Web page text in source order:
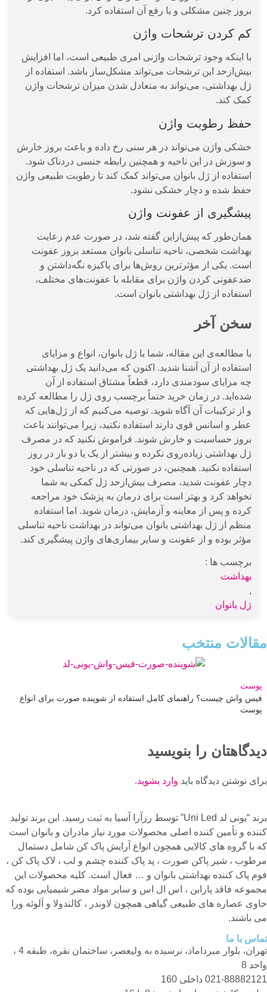
بروز چنین مشکلی و یا رفع آن استفاده کرد.
کم کردن ترشحات واژن
با اینکه وجود ترشحات واژنی امری طبیعی است، اما افزایش
بیش‌ازحد این ترشحات می‌تواند مشکل‌ساز باشد. استفاده از
ژل بهداشتی، می‌تواند به متعادل شدن میزان ترشحات واژن
کمک کند.
حفظ رطوبت واژن
خشکی واژن می‌تواند در هر سنی رخ داده و باعث بروز خارش
و سوزش در این ناحیه و همچنین رابطه جنسی دردناک شود.
استفاده از ژل بانوان می‌تواند کمک کند تا رطوبت طبیعی واژن
حفظ شده و دچار خشکی نشود.
پیشگیری از عفونت واژن
همان‌طور که پیش‌ازاین گفته شد، در صورت عدم رعایت
بهداشت شخصی، ناحیه تناسلی بانوان مستعد بروز عفونت
است. یکی از مؤثرترین روش‌ها برای پاکیزه نگه‌داشتن و
ضدعفونی کردن واژن برای مقابله با عفونت‌های مختلف،
استفاده از ژل بهداشتی بانوان است.
سخن آخر
با مطالعه‌ی این مقاله، شما با ژل بانوان، انواع و مزایای
استفاده از آن آشنا شدید. اکنون که می‌دانید یک ژل بهداشتی
چه مزایای سودمندی دارد، قطعاً مشتاق استفاده از آن
شده‌اید. در زمان خرید حتماً برچسب روی ژل را مطالعه کرده
و از ترکیبات آن آگاه شوید. توصیه می‌کنیم که از ژل‌هایی که
عطر و اسانس قوی دارند استفاده نکنید، زیرا می‌توانند باعث
بروز حساسیت و خارش شوند. فراموش نکنید که در مصرف
ژل بهداشتی زیاده‌روی نکرده و بیشتر از یک یا دو بار در روز
استفاده نکنید. همچنین، در صورتی که در ناحیه تناسلی خود
دچار عفونت شدید، مصرف بیش‌ازحد ژل کمکی به شما
نخواهد کرد و بهتر است برای درمان به پزشک خود مراجعه
کرده و پس از معاینه و آزمایش، درمان شوید. اما استفاده
منظم از ژل بهداشتی بانوان می‌تواند در بهداشت ناحیه تناسلی
مؤثر بوده و از عفونت و سایر بیماری‌های واژن پیشگیری کند.
برچسب ها :
بهداشت
ژل بانوان
منتخب
واش چیست؟ راهنمای کامل استفاده از شوینده صورت برای انواع
را بنویسید
نوشتن دیدگاه بایدوارد بشوید.
برند “یونی لد Uni Led” توسط رزآرا آسیا به ثبت رسید. این برند تولید
و تأمین کننده اصلی محصولات مورد نیاز مادران و بانوان است
با گروه های کالایی همچون انواع آرایش پاک کن شامل دستمال
، شیر پاکن صورت ، پد پاک کننده چشم و لب ، لاک پاک کن ،
پاک کننده بهداشتی بانوان و … فعال است. کلیه محصولات این
فاقد پارابن ، اس ال اس و سایر مواد مضر شیمیایی بوده که
عصاره های طبیعی گیاهی همچون لاوندر ، کالندولا و آلوئه ورا
باشند.
با ما
تهران، بلوار میرداماد، نرسیده به ولیعصر، ساختمان نقره، طبقه 4 ،
8
88882121 داخلی 160